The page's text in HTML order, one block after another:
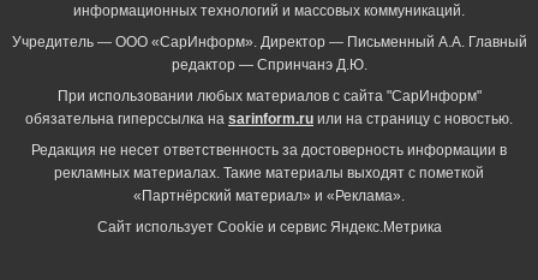
информационных технологий и массовых коммуникаций.
Учредитель — ООО «СарИнформ». Директор — Письменный А.А. Главный
редактор — Спринчанэ Д.Ю.
При использовании любых материалов с сайта "СарИнформ"
обязательна гиперссылка на sarinform.ru или на страницу с новостью.
Редакция не несет ответственность за достоверность информации в
рекламных материалах. Такие материалы выходят с пометкой
«Партнёрский материал» и «Реклама».
Сайт использует Cookie и сервиc Яндекс.Метрика